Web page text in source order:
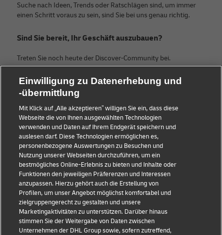
Suche nach Ideen, Trends oder Ratschlägen sind, um immer
einen Schritt voraus zu sein, sind Sie bei uns genau richtig.
Sind Sie bereit, Ihr Geschäft auszubauen?
Treten Sie noch heute der Discover-Community bei.
Kategorien
KMU Ratgeber
E-Commerce Tipps
B2B-Beratung
Logistik-Beratung
Neuigkeiten & Einblicke
Versand mit DHL
Branchen Insights
Firma
Über DHL
Kontakt
Pressezentrum
Nachhaltigkeit
Rechtliche Hinweise
Nutzungsbedingungen
Privatsphäre
Einwilligung zu Datenerhebung und
-übermittlung
Mit Klick auf „Alle akzeptieren” willigen Sie ein, dass diese
Webseite die von Ihnen ausgewählten Technologien
verwenden und Daten auf Ihrem Endgerät speichern und
auslesen darf. Diese Technologien ermöglichen es,
personenbezogene Auswertungen zu Besuchen und
Nutzung unserer Webseiten durchzuführen, um ein
bestmögliches Online-Erlebnis zu bieten und Inhalte oder
Funktionen den jeweiligen Präferenzen und Interessen
anzupassen. Hierzu gehört auch die Erstellung von
Profilen, um unser Angebot möglichst komfortabel und
zielgruppengerecht zu gestalten und unsere
Marketingaktivitäten zu unterstützen. Darüber hinaus
stimmen Sie der Weitergabe von Daten zwischen
Unternehmen der DHL Group sowie, sofern zutreffend,